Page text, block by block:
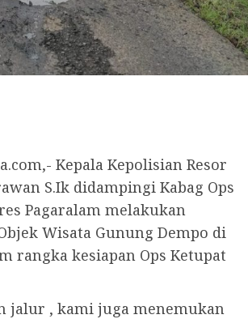
Kepala Kepolisian Resor
S.Ik didampingi Kabag Ops
Pagaralam melakukan
Wisata Gunung Dempo di
rangka kesiapan Ops Ketupat
jalur , kami juga menemukan